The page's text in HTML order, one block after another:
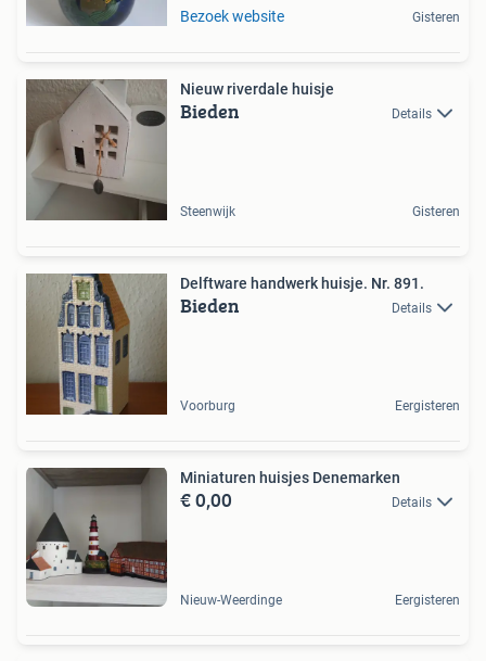
Bezoek website Gisteren
Nieuw riverdale huisje
Bieden Details
Steenwijk Gisteren
Delftware handwerk huisje. Nr. 891.
Bieden Details
Voorburg Eergisteren
Miniaturen huisjes Denemarken
€ 0,00 Details
Nieuw-Weerdinge Eergisteren